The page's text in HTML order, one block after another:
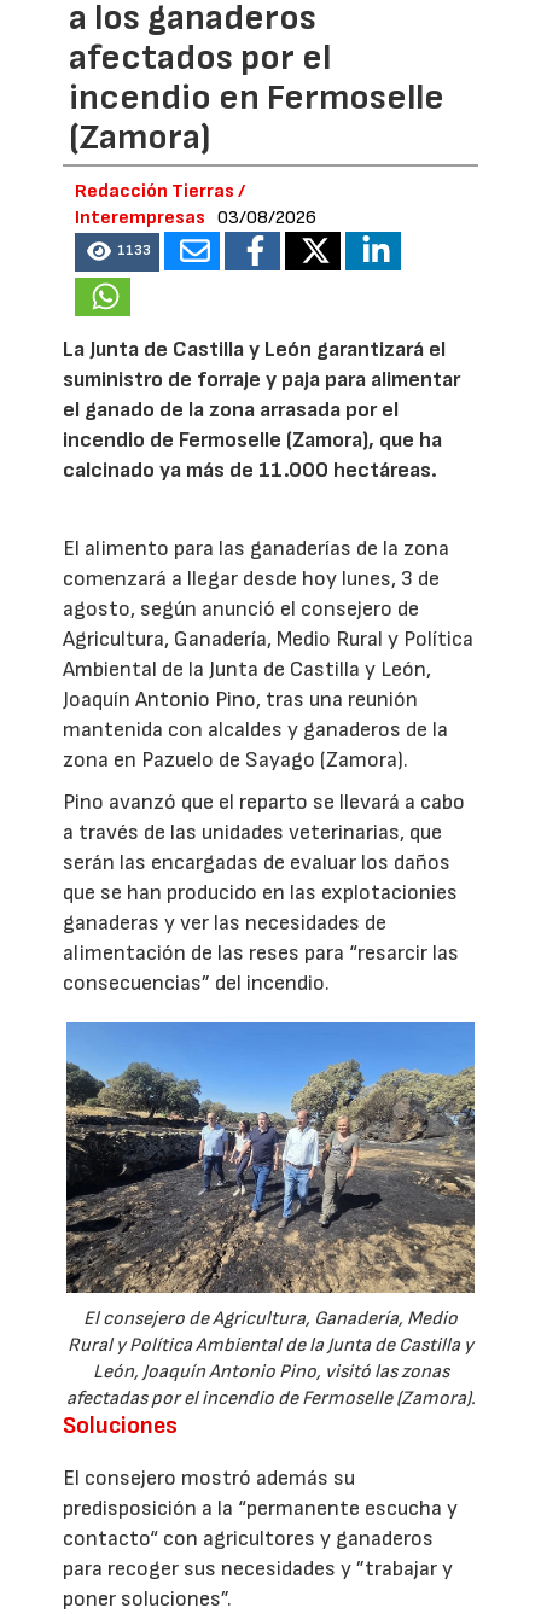
a los ganaderos
afectados por el
incendio en Fermoselle
(Zamora)
Redacción Tierras /
Interempresas
03/08/2026
1133
La Junta de Castilla y León garantizará el
suministro de forraje y paja para alimentar
el ganado de la zona arrasada por el
incendio de Fermoselle (Zamora), que ha
calcinado ya más de 11.000 hectáreas.
El alimento para las ganaderías de la zona
comenzará a llegar desde hoy lunes, 3 de
agosto, según anunció el consejero de
Agricultura, Ganadería, Medio Rural y Política
Ambiental de la Junta de Castilla y León,
Joaquín Antonio Pino, tras una reunión
mantenida con alcaldes y ganaderos de la
zona en Pazuelo de Sayago (Zamora).
Pino avanzó que el reparto se llevará a cabo
a través de las unidades veterinarias, que
serán las encargadas de evaluar los daños
que se han producido en las explotacionies
ganaderas y ver las necesidades de
alimentación de las reses para “resarcir las
consecuencias” del incendio.
El consejero de Agricultura, Ganadería, Medio
Rural y Política Ambiental de la Junta de Castilla y
León, Joaquín Antonio Pino, visitó las zonas
afectadas por el incendio de Fermoselle (Zamora).
Soluciones
El consejero mostró además su
predisposición a la “permanente escucha y
contacto“ con agricultores y ganaderos
para recoger sus necesidades y ”trabajar y
poner soluciones”.